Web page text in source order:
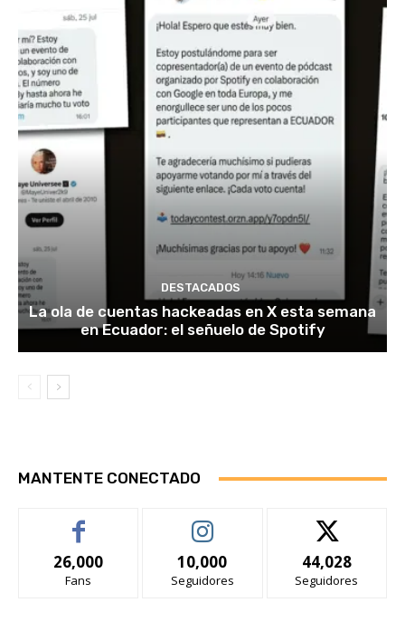
DESTACADOS
La ola de cuentas hackeadas en X esta semana
en Ecuador: el señuelo de Spotify
MANTENTE CONECTADO
26,000
Fans
10,000
Seguidores
44,028
Seguidores